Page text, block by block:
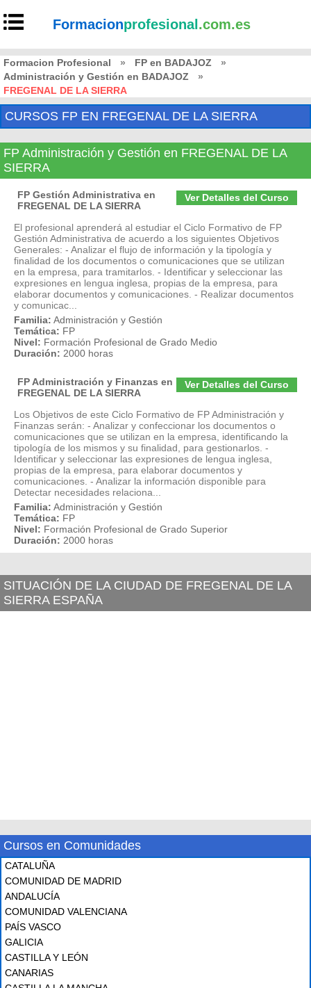
Formacionprofesional .com.es
Formacion Profesional » FP en BADAJOZ
»
Administración y Gestión en BADAJOZ
»
FREGENAL DE LA SIERRA
CURSOS FP EN FREGENAL DE LA SIERRA
FP Administración y Gestión en FREGENAL DE LA
SIERRA
Ver Detalles del Curso
FP Gestión Administrativa en
FREGENAL DE LA SIERRA
El profesional aprenderá al estudiar el Ciclo Formativo de FP
Gestión Administrativa de acuerdo a los siguientes Objetivos
Generales: - Analizar el flujo de información y la tipología y
finalidad de los documentos o comunicaciones que se utilizan
en la empresa, para tramitarlos. - Identificar y seleccionar las
expresiones en lengua inglesa, propias de la empresa, para
elaborar documentos y comunicaciones. - Realizar documentos
y comunicac...
Familia: Administración y Gestión
Temática: FP
Nivel: Formación Profesional de Grado Medio
Duración: 2000 horas
Ver Detalles del Curso
FP Administración y Finanzas en
FREGENAL DE LA SIERRA
Los Objetivos de este Ciclo Formativo de FP Administración y
Finanzas serán: - Analizar y confeccionar los documentos o
comunicaciones que se utilizan en la empresa, identificando la
tipología de los mismos y su finalidad, para gestionarlos. -
Identificar y seleccionar las expresiones de lengua inglesa,
propias de la empresa, para elaborar documentos y
comunicaciones. - Analizar la información disponible para
Detectar necesidades relaciona...
Familia: Administración y Gestión
Temática: FP
Nivel: Formación Profesional de Grado Superior
Duración: 2000 horas
SITUACIÓN DE LA CIUDAD DE FREGENAL DE LA
SIERRA ESPAÑA
Cursos en Comunidades
CATALUÑA
COMUNIDAD DE MADRID
ANDALUCÍA
COMUNIDAD VALENCIANA
PAÍS VASCO
GALICIA
CASTILLA Y LEÓN
CANARIAS